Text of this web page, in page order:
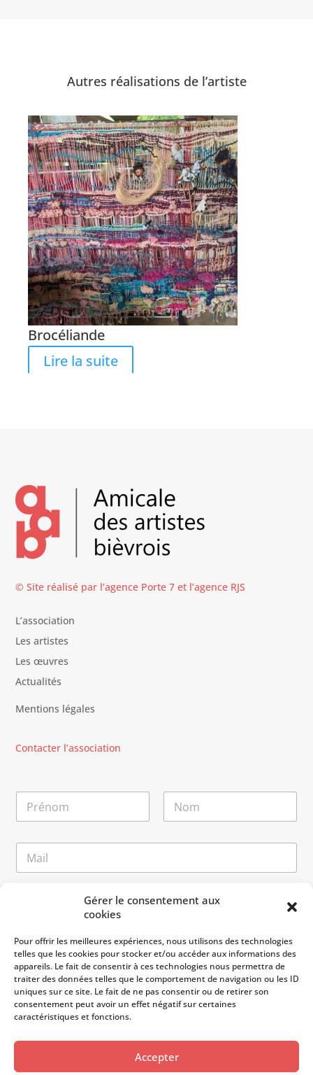
Gérer le consentement aux
cookies
Pour offrir les meilleures expériences, nous utilisons des technologies
telles que les cookies pour stocker et/ou accéder aux informations des
appareils. Le fait de consentir à ces technologies nous permettra de
traiter des données telles que le comportement de navigation ou les ID
uniques sur ce site. Le fait de ne pas consentir ou de retirer son
consentement peut avoir un effet négatif sur certaines
caractéristiques et fonctions.
Accepter
Autres réalisations de l’artiste
Brocéliande
Lire la suite
© Site réalisé par l’agence Porte 7 et l’agence RJS
L’association
Les artistes
Les œuvres
Actualités
Mentions légales
Contacter l’association
N
m
N
g
e
M
e
s
s
a
g
E
m
s
a
g
e